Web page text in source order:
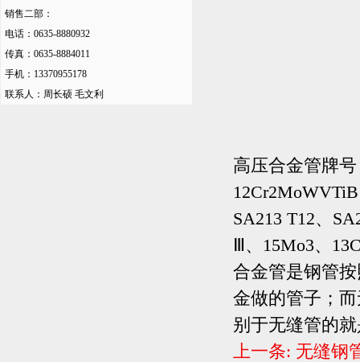
销售二部：
电话：0635-8880932
传真：0635-8884011
手机：13370955178
联系人：周长硕 毛文利
高压合金管牌
SA213 T12、
Ⅲ、15Mo3、
合金管是钢管
金做的管子；
别于无缝管的
上一条: 无缝钢